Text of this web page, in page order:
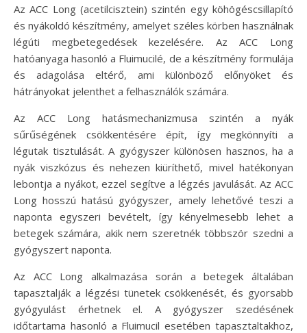
Az ACC Long (acetilcisztein) szintén egy köhögéscsillapító
és nyákoldó készítmény, amelyet széles körben használnak
légúti megbetegedések kezelésére. Az ACC Long
hatóanyaga hasonló a Fluimucilé, de a készítmény formulája
és adagolása eltérő, ami különböző előnyöket és
hátrányokat jelenthet a felhasználók számára.
Az ACC Long hatásmechanizmusa szintén a nyák
sűrűségének csökkentésére épít, így megkönnyíti a
légutak tisztulását. A gyógyszer különösen hasznos, ha a
nyák viszkózus és nehezen kiüríthető, mivel hatékonyan
lebontja a nyákot, ezzel segítve a légzés javulását. Az ACC
Long hosszú hatású gyógyszer, amely lehetővé teszi a
naponta egyszeri bevételt, így kényelmesebb lehet a
betegek számára, akik nem szeretnék többször szedni a
gyógyszert naponta.
Az ACC Long alkalmazása során a betegek általában
tapasztalják a légzési tünetek csökkenését, és gyorsabb
gyógyulást érhetnek el. A gyógyszer szedésének
időtartama hasonló a Fluimucil esetében tapasztaltakhoz,